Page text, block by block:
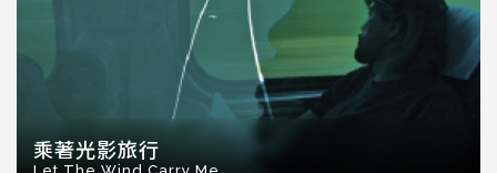
乘著光影旅行